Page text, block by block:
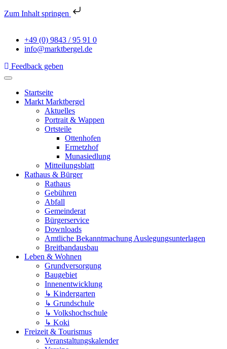
Zum Inhalt springen
+49 (0) 9843 / 95 91 0
info@marktbergel.de
Feedback geben
Startseite
Markt Marktbergel
Aktuelles
Portrait & Wappen
Ortsteile
Ottenhofen
Ermetzhof
Munasiedlung
Mitteilungsblatt
Rathaus & Bürger
Rathaus
Gebühren
Abfall
Gemeinderat
Bürgerservice
Downloads
Amtliche Bekanntmachung Auslegungsunterlagen
Breitbandausbau
Leben & Wohnen
Grundversorgung
Baugebiet
Innenentwicklung
↳ Kindergarten
↳ Grundschule
↳ Volkshochschule
↳ Koki
Freizeit & Tourismus
Veranstaltungskalender